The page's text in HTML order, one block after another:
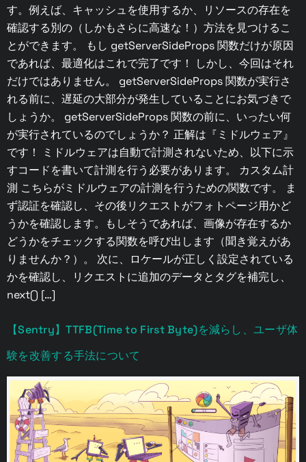
す。例えば、キャッシュを使用するか、リソースの存在を
確認する別の（しかもさらに高速な！）方法を見つけるこ
とができます。 もし getServerSideProps 関数だけが原因
であれば、最適化はこれで完了です！ しかし、今回はそれ
だけではありません。 getServerSideProps 関数が実行さ
れる前に、遅延の大部分が発生していることにお気づきで
しょうか。 getServerSideProps 関数の前に、いったい何
が実行されているのでしょうか？ 正解は『ミドルウェア』
です！ ミドルウェアは自動で計測されないため、以下に示
すコードを書いて計測を行う必要があります。 カスタム計
測 こちらがミドルウェアの計測を行うための関数です。 ま
ず認証を確認し、その後リクエストがフォトページ用かど
うかを確認します。もしそうであれば、画像が存在するか
どうかをチェックする関数を呼び出します（聞き覚えがあ
りませんか？）。 次に、ロケールが正しく設定されている
かを確認し、リクエストに追加のデータとタグを補完し、
next() […]
【Sentry】TTFB(Time to First Byte)を減らし、ユーザ体
験を改善する手法について